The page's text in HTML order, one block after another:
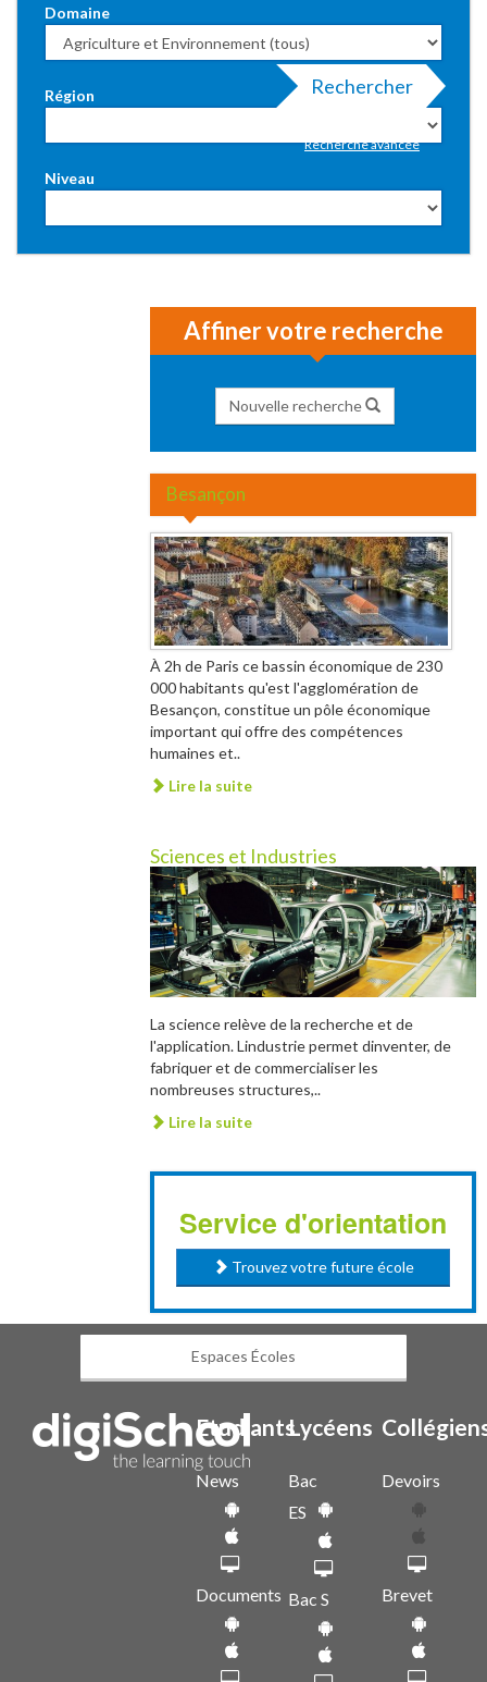
Domaine
Région
Niveau
Rechercher
Recherche avancée
Affiner votre recherche
Nouvelle recherche
Besançon
À 2h de Paris ce bassin économique de 230
000 habitants qu'est l'agglomération de
Besançon, constitue un pôle économique
important qui offre des compétences
humaines et..
Lire la suite
Sciences et Industries
La science relève de la recherche et de
l'application. Lindustrie permet dinventer, de
fabriquer et de commercialiser les
nombreuses structures,..
Lire la suite
Service d'orientation
Trouvez votre future école
Espaces Écoles
Etudiants
News
Documents
Lycéens
Bac
ES
Bac S
Devoirs
Brevet